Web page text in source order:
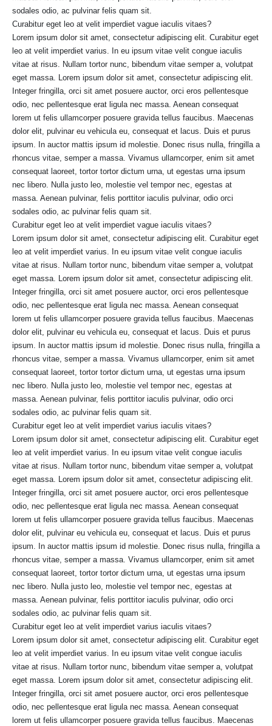
sodales odio, ac pulvinar felis quam sit.
Curabitur eget leo at velit imperdiet vague iaculis vitaes?
Lorem ipsum dolor sit amet, consectetur adipiscing elit. Curabitur eget
leo at velit imperdiet varius. In eu ipsum vitae velit congue iaculis
vitae at risus. Nullam tortor nunc, bibendum vitae semper a, volutpat
eget massa. Lorem ipsum dolor sit amet, consectetur adipiscing elit.
Integer fringilla, orci sit amet posuere auctor, orci eros pellentesque
odio, nec pellentesque erat ligula nec massa. Aenean consequat
lorem ut felis ullamcorper posuere gravida tellus faucibus. Maecenas
dolor elit, pulvinar eu vehicula eu, consequat et lacus. Duis et purus
ipsum. In auctor mattis ipsum id molestie. Donec risus nulla, fringilla a
rhoncus vitae, semper a massa. Vivamus ullamcorper, enim sit amet
consequat laoreet, tortor tortor dictum urna, ut egestas urna ipsum
nec libero. Nulla justo leo, molestie vel tempor nec, egestas at
massa. Aenean pulvinar, felis porttitor iaculis pulvinar, odio orci
sodales odio, ac pulvinar felis quam sit.
Curabitur eget leo at velit imperdiet vague iaculis vitaes?
Lorem ipsum dolor sit amet, consectetur adipiscing elit. Curabitur eget
leo at velit imperdiet varius. In eu ipsum vitae velit congue iaculis
vitae at risus. Nullam tortor nunc, bibendum vitae semper a, volutpat
eget massa. Lorem ipsum dolor sit amet, consectetur adipiscing elit.
Integer fringilla, orci sit amet posuere auctor, orci eros pellentesque
odio, nec pellentesque erat ligula nec massa. Aenean consequat
lorem ut felis ullamcorper posuere gravida tellus faucibus. Maecenas
dolor elit, pulvinar eu vehicula eu, consequat et lacus. Duis et purus
ipsum. In auctor mattis ipsum id molestie. Donec risus nulla, fringilla a
rhoncus vitae, semper a massa. Vivamus ullamcorper, enim sit amet
consequat laoreet, tortor tortor dictum urna, ut egestas urna ipsum
nec libero. Nulla justo leo, molestie vel tempor nec, egestas at
massa. Aenean pulvinar, felis porttitor iaculis pulvinar, odio orci
sodales odio, ac pulvinar felis quam sit.
Curabitur eget leo at velit imperdiet varius iaculis vitaes?
Lorem ipsum dolor sit amet, consectetur adipiscing elit. Curabitur eget
leo at velit imperdiet varius. In eu ipsum vitae velit congue iaculis
vitae at risus. Nullam tortor nunc, bibendum vitae semper a, volutpat
eget massa. Lorem ipsum dolor sit amet, consectetur adipiscing elit.
Integer fringilla, orci sit amet posuere auctor, orci eros pellentesque
odio, nec pellentesque erat ligula nec massa. Aenean consequat
lorem ut felis ullamcorper posuere gravida tellus faucibus. Maecenas
dolor elit, pulvinar eu vehicula eu, consequat et lacus. Duis et purus
ipsum. In auctor mattis ipsum id molestie. Donec risus nulla, fringilla a
rhoncus vitae, semper a massa. Vivamus ullamcorper, enim sit amet
consequat laoreet, tortor tortor dictum urna, ut egestas urna ipsum
nec libero. Nulla justo leo, molestie vel tempor nec, egestas at
massa. Aenean pulvinar, felis porttitor iaculis pulvinar, odio orci
sodales odio, ac pulvinar felis quam sit.
Curabitur eget leo at velit imperdiet varius iaculis vitaes?
Lorem ipsum dolor sit amet, consectetur adipiscing elit. Curabitur eget
leo at velit imperdiet varius. In eu ipsum vitae velit congue iaculis
vitae at risus. Nullam tortor nunc, bibendum vitae semper a, volutpat
eget massa. Lorem ipsum dolor sit amet, consectetur adipiscing elit.
Integer fringilla, orci sit amet posuere auctor, orci eros pellentesque
odio, nec pellentesque erat ligula nec massa. Aenean consequat
lorem ut felis ullamcorper posuere gravida tellus faucibus. Maecenas